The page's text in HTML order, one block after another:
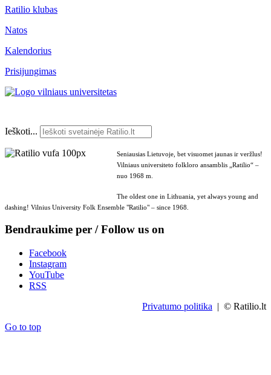
Ratilio klubas
Natos
Kalendorius
Prisijungimas
Ieškoti...
Seniausias Lietuvoje, bet visuomet jaunas ir veržlus!
Vilniaus universiteto folkloro ansamblis „Ratilio“ –
nuo 1968 m.
The oldest one in Lithuania, yet always young and
dashing! Vilnius University Folk Ensemble "Ratilio" – since 1968.
Bendraukime per / Follow us on
Facebook
Instagram
YouTube
RSS
Privatumo politika | © Ratilio.lt
Go to top